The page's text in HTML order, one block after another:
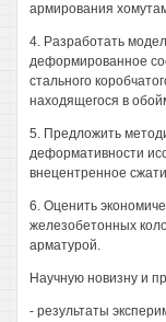
армирования
4. Разработать
деформированное
стального
находящегося в
5. Предложить
деформативности
внецентренное
6. Оценить
железобетонных
арматурой.
Научную новизну и
- результаты